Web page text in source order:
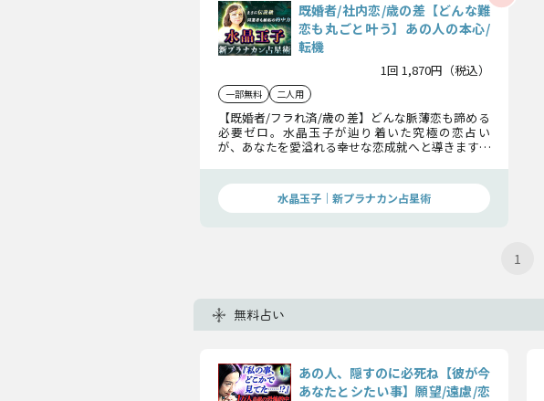
既婚者/社内恋/歳の差【どんな難
恋も丸ごと叶う】あの人の本心/
転機
1回 1,870円（税込）
一部無料 二人用
【既婚者/フラれ済/歳の差】どんな脈薄恋も諦める
必要ゼロ。水晶玉子が辿り着いた究極の恋占い
が、あなたを愛溢れる幸せな恋成就へと導きます。
伝えいたします。水晶玉子｜新プラナカン占星術
1
無料占い
あの人、隠すのに必死ね【彼が今
あなたとシたい事】願望/遠慮/恋